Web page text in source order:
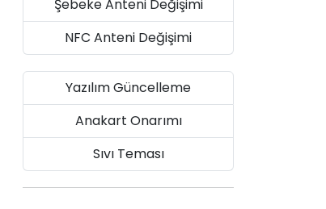
Şebeke Anteni Değişimi
NFC Anteni Değişimi
Yazılım Güncelleme
Anakart Onarımı
Sıvı Teması